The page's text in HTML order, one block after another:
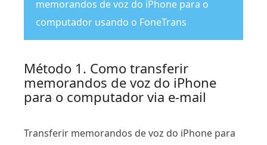
memorandos de voz do iPhone para o
computador usando o FoneTrans
Método 1. Como transferir
memorandos de voz do iPhone
para o computador via e-mail
Transferir memorandos de voz do iPhone para